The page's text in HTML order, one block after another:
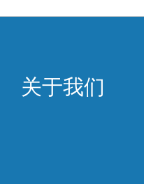
关于我们